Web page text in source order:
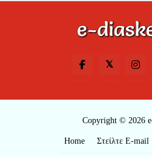
Copyright © 2026
Home Στείλτε E-mail